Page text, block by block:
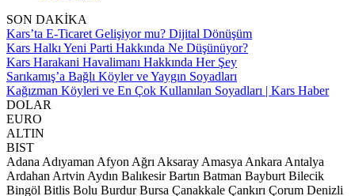
SON DAKİKA
Kars’ta E-Ticaret Gelişiyor mu? Dijital Dönüşüm
Kars Halkı Yeni Parti Hakkında Ne Düşünüyor?
Kars Harakani Havalimanı Hakkında Her Şey
Sarıkamış’a Bağlı Köyler ve Yaygın Soyadları
Kağızman Köyleri ve En Çok Kullanılan Soyadları | Kars Haber
DOLAR
EURO
ALTIN
BIST
Adana Adıyaman Afyon Ağrı Aksaray Amasya Ankara Antalya
Ardahan Artvin Aydın Balıkesir Bartın Batman Bayburt Bilecik
Bingöl Bitlis Bolu Burdur Bursa Çanakkale Çankırı Çorum Denizli